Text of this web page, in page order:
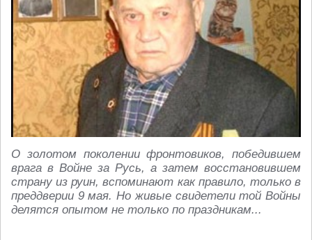
О золотом поколении фронтовиков, победившем
врага в Войне за Русь, а затем восстановившем
страну из руин, вспоминают как правило, только в
преддверии 9 мая. Но живые свидетели той Войны
делятся опытом не только по праздникам...